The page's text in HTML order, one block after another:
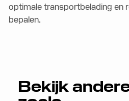
optimale transportbelading en
bepalen.
Bekijk